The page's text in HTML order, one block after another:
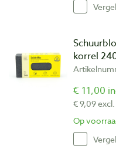
korrel
€ 11,00
€ 9,09
Op